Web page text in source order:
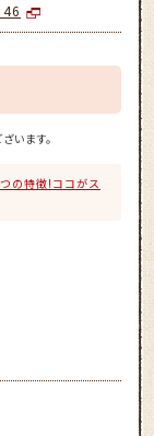
います。
の特徴!ココがス